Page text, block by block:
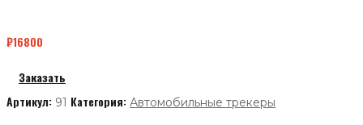
₽16800
Заказать
Артикул: 91 Категория: Автомобильные трекеры